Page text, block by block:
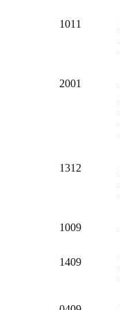
1011
2001
1312
1009
1409